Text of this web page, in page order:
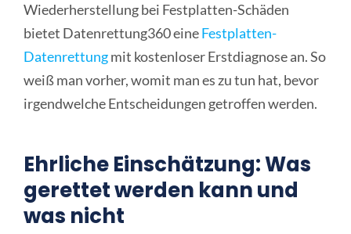
Wiederherstellung bei Festplatten-Schäden
bietet Datenrettung360 eineFestplatten-
Datenrettungmit kostenloser Erstdiagnose an. So
weiß man vorher, womit man es zu tun hat, bevor
irgendwelche Entscheidungen getroffen werden.
Ehrliche Einschätzung: Was
gerettet werden kann und
was nicht